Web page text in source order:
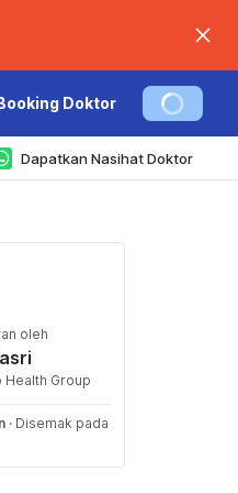
Doktor
Dapatkan Nasihat Doktor
oleh
Health Group
· Disemak pada